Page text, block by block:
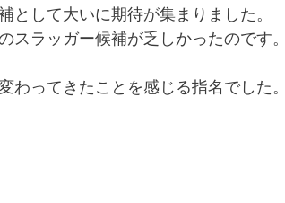
として大いに期待が集まりました。
スラッガー候補が乏しかったのです。
わってきたことを感じる指名でした。